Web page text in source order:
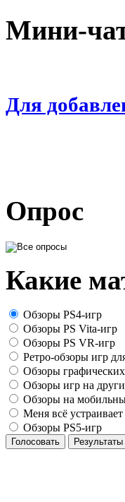
Мини-
Для
Опрос
Какие
Обзоры PS4-игр
Обзоры PS Vita-игр
Обзоры PS VR-игр
Ретро-обзоры игр
Обзоры
Обзоры игр на
Обзоры на
Меня всё устраивает
Обзоры PS5-игр
Голосовать Результаты